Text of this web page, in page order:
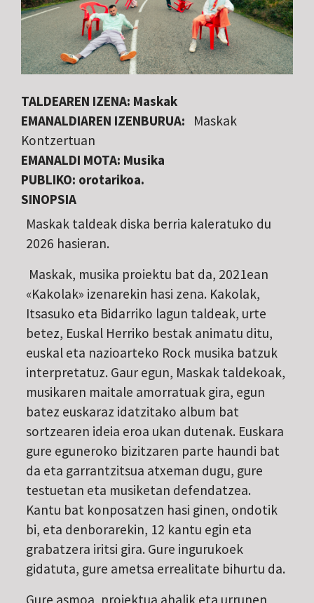
TALDEAREN IZENA: Maskak
EMANALDIAREN IZENBURUA:
Maskak
Kontzertuan
EMANALDI MOTA: Musika
PUBLIKO: orotarikoa.
SINOPSIA
Maskak taldeak diska berria kaleratuko du
2026 hasieran.
Maskak, musika proiektu bat da, 2021ean
«Kakolak» izenarekin hasi zena. Kakolak,
Itsasuko eta Bidarriko lagun taldeak, urte
betez, Euskal Herriko bestak animatu ditu,
euskal eta nazioarteko Rock musika batzuk
interpretatuz. Gaur egun, Maskak taldekoak,
musikaren maitale amorratuak gira, egun
batez euskaraz idatzitako album bat
sortzearen ideia eroa ukan dutenak. Euskara
gure eguneroko bizitzaren parte haundi bat
da eta garrantzitsua atxeman dugu, gure
testuetan eta musiketan defendatzea.
Kantu bat konposatzen hasi ginen, ondotik
bi, eta denborarekin, 12 kantu egin eta
grabatzera iritsi gira. Gure ingurukoek
gidatuta, gure ametsa errealitate bihurtu da.
Gure asmoa, proiektua ahalik eta urrunen